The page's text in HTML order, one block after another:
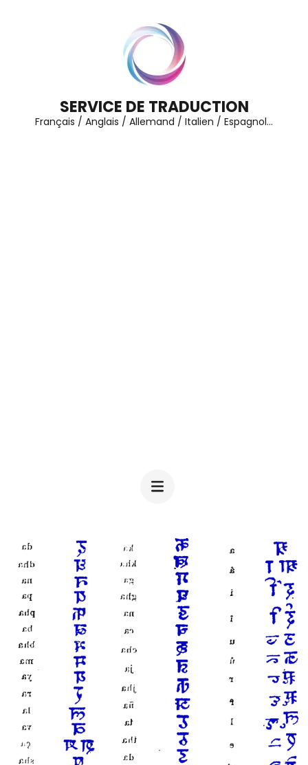
SERVICE DE TRADUCTION
Français / Anglais / Allemand / Italien / Espagnol…